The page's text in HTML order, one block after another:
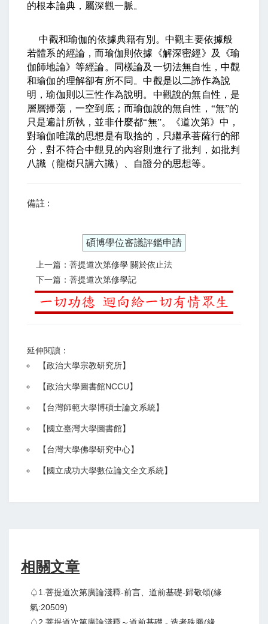
的根本論典，屬深觀一脈。
中觀和瑜伽的依據典籍有別。中觀主要依據般
若體系的經論，而瑜伽則依據《解深密經》及《瑜
伽師地論》等經論。同樣論及一切法無自性，中觀
和瑜伽的理解卻有所不同。中觀是以二諦作為說
明，瑜伽則以三性作為說明。中觀說的無自性，是
層層掃蕩，一空到底；而瑜伽說的無自性， “無”的
只是遍計所執，並非什麼都“無”。《道次第》中，
對瑜伽唯識的思想是有取捨的，只繼承菩薩行的部
分，對不符合中觀見的內容則進行了批判，如批判
八識（龍樹只講六識）、自證分的思想等。
備註 :
碩博學位審議評鑑申請
上一篇：菩提道次第修學 關於依止法
下一篇：菩提道次第修學記
延伸閱讀：
【政治大學宗教研究所】
【政治大學圖書館NCCU】
【台灣師範大學博碩士論文系統】
【 國立臺灣大學圖書館】
【台灣大學佛學研究中心】
【 國立成功大學數位論文全文系統】
相關文章
♤1.菩提道次第廣論淺釋-前言、道前基礎-歸敬頌(緣
氣:20509)